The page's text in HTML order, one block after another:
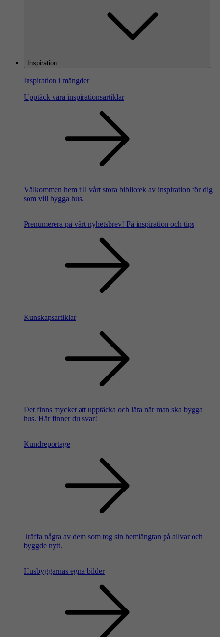
Inspiration
Inspiration i mängder
Upptäck våra inspirationsartiklar
Välkommen hem till vårt stora bibliotek av inspiration för dig
som vill bygga hus.
Prenumerera på vårt nyhetsbrev! Få inspiration och tips
Kunskapsartiklar
Det finns mycket att upptäcka och lära när man ska bygga
hus. Här finner du svar!
Kundreportage
Träffa några av dem som tog sin hemlängtan på allvar och
byggde nytt.
Husbyggarnas egna bilder